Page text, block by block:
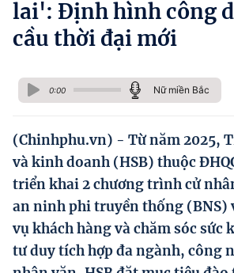
Người dân góp ý
Chính sách và cuộc sống
Phát triển kinh tế tư nhân và doanh
Ocop và chuỗi giá trị Nông sản
Kinh tế tư nhân
Doanh nghiệp dân tộc
lai': Định hình công
cầu thời đại mới
0:00 Nữ miền Bắc
(Chinhphu.vn) - Từ năm 2025,
và kinh doanh (HSB) thuộc
triển khai 2 chương trình cử
an ninh phi truyền thống (BNS)
vụ khách hàng và chăm sóc sức
tư duy tích hợp đa ngành, công